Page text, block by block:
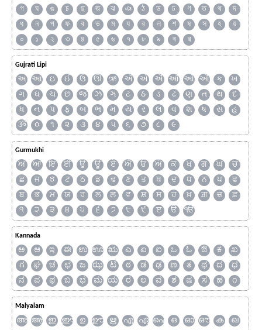
গ
ঘ ঙ চ ছ জ ঝ ঞ ঠ ড ঢ ণ ত থ
দ
ধ
ন প ফ ব ভ ম য র ল শ ষ স হ
য়
০
১ ২ ৩ ৪ ৫ ৬ ৭ ৮ ৯ ৰ ৱ
Gujrati Lipi
અ આ ઇ ઈ ઉ ઊ ઋ ઍ એ ઐ ઑ ઓ ઔ ક
ખ
ગ
ઘ ચ છ જ ઝ ઞ ટ ઠ ડ ઢ ણ ત થ
દ
ધ
ન પ ફ બ ભ મ ય ર લ વ શ ષ સ
હ
ૐ
૦ ૧ ૨ ૩ ૪ ૫ ૬ ૭ ૮ ૯
Gurmukhi
ਅ ਆ ਇ ਈ ਉ ਊ ਏ ਐ ਓ ਔ ਕ ਖ ਗ ਘ
ਚ
ਛ
ਜ ਝ ਟ ਠ ਡ ਢ ਣ ਤ ਥ ਦ ਧ ਨ ਪ
ਫ
ਬ
ਭ ਮ ਯ ਰ ਲ ਲ਼ ਵ ਸ਼ ਸ ਹ ਖ਼ ਗ਼ ਜ਼
ਫ਼
੧
੨ ੩ ੪ ੫ ੬ ੭ ੮ ੯ ੲ ੳ ੴ
Kannada
ಅ ಆ ಇ ಈ ಉ ಊ ಋ ಎ ಏ ಐ ಒ ಓ ಔ ಕ
ಖ
ಗ
ಘ ಚ ಛ ಜ ಝ ಟ ಠ ಡ ಢ ಣ ತ ಥ ದ
ಧ
ನ
ಪ ಫ ಬ ಭ ಮ ಯ ರ ಲ ವ ಶ ಷ ಸ ಹ ೧
Malyalam
അ ആ ഇ ഈ ഉ ഊ ഋ എ ഏ ഐ ഒ ഓ ഔ ക
ഖ